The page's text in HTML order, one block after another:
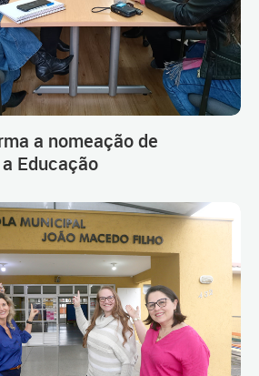
a nomeação de
Educação